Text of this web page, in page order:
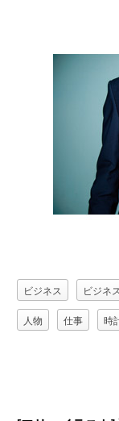
ビジネス ビジネ
人物 仕事 時